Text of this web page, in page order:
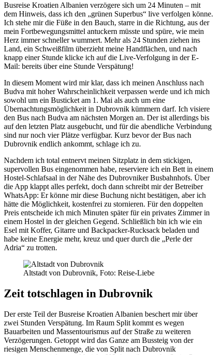
Busreise Kroatien Albanien verzögere sich um 24 Minuten – mit
dem Hinweis, dass ich den „grünen Superbus“ live verfolgen könne.
Ich stehe mir die Füße in den Bauch, starre in die Richtung, aus der
mein Fortbewegungsmittel antuckern müsste und spüre, wie mein
Herz immer schneller wummert. Mehr als 24 Stunden ziehen ins
Land, ein Schweißfilm überzieht meine Handflächen, und nach
knapp einer Stunde klicke ich auf die Live-Verfolgung in der E-
Mail: bereits über eine Stunde Verspätung!
In diesem Moment wird mir klar, dass ich meinen Anschluss nach
Budva mit hoher Wahrscheinlichkeit verpassen werde und ich mich
sowohl um ein Busticket am 1. Mai als auch um eine
Übernachtungsmöglichkeit in Dubrovnik kümmern darf. Ich visiere
den Bus nach Budva am nächsten Morgen an. Der ist allerdings bis
auf den letzten Platz ausgebucht, und für die abendliche Verbindung
sind nur noch vier Plätze verfügbar. Kurz bevor der Bus nach
Dubrovnik endlich ankommt, schlage ich zu.
Nachdem ich total entnervt meinen Sitzplatz in dem stickigen,
supervollen Bus eingenommen habe, reserviere ich ein Bett in einem
Hostel-Schlafsaal in der Nähe des Dubrovniker Busbahnhofs. Über
die App klappt alles perfekt, doch dann schreibt mir der Betreiber
WhatsApp: Er könne mir diese Buchung nicht bestätigen, aber ich
hätte die Möglichkeit, kostenfrei zu stornieren. Für den doppelten
Preis entscheide ich mich Minuten später für ein privates Zimmer in
einem Hostel in der gleichen Gegend. Schließlich bin ich wie ein
Esel mit Koffer, Gitarre und Backpacker-Rucksack beladen und
habe keine Energie mehr, kreuz und quer durch die „Perle der
Adria“ zu trotten.
Altstadt von Dubrovnik, Foto: Reise-Liebe
Zeit totschlagen in Dubrovnik
Der erste Teil der Busreise Kroatien Albanien beschert mir über
zwei Stunden Verspätung. Im Raum Split kommt es wegen
Bauarbeiten und Massentourismus auf der Straße zu weiteren
Verzögerungen. Getoppt wird das Ganze am Bussteig von der
riesigen Menschenmenge, die von Split nach Dubrovnik